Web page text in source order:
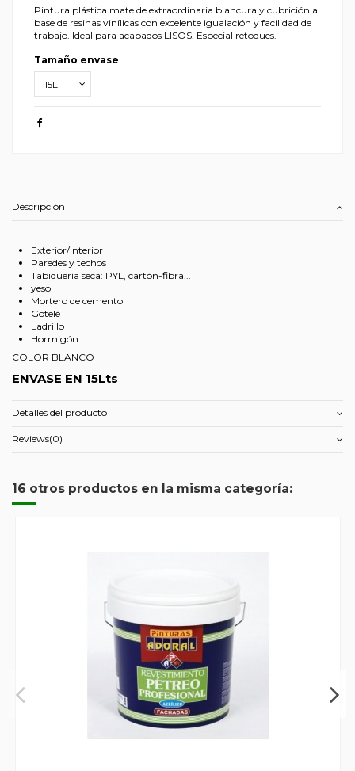
Pintura plástica mate de extraordinaria blancura y cubrición a
base de resinas vinílicas con excelente igualación y facilidad de
trabajo. Ideal para acabados LISOS. Especial retoques.
Tamaño envase
Descripción
Exterior/Interior
Paredes y techos
Tabiquería seca: PYL, cartón-fibra...
yeso
Mortero de cemento
Gotelé
Ladrillo
Hormigón
COLOR BLANCO
ENVASE EN 15Lts
Detalles del producto
Reviews(0)
16 otros productos en la misma categoría: